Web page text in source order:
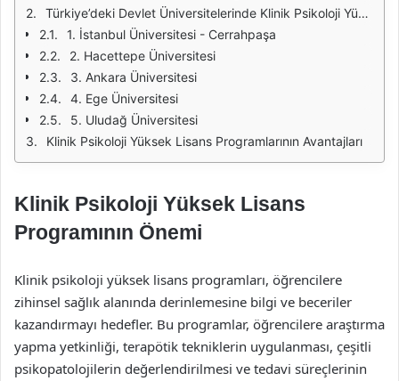
Türkiye’deki Devlet Üniversitelerinde Klinik Psikoloji Yüksek Lisans Programları
1. İstanbul Üniversitesi - Cerrahpaşa
2. Hacettepe Üniversitesi
3. Ankara Üniversitesi
4. Ege Üniversitesi
5. Uludağ Üniversitesi
Klinik Psikoloji Yüksek Lisans Programlarının Avantajları
Klinik Psikoloji Yüksek Lisans
Programının Önemi
Klinik psikoloji yüksek lisans programları, öğrencilere
zihinsel sağlık alanında derinlemesine bilgi ve beceriler
kazandırmayı hedefler. Bu programlar, öğrencilere araştırma
yapma yetkinliği, terapötik tekniklerin uygulanması, çeşitli
psikopatolojilerin değerlendirilmesi ve tedavi süreçlerinin